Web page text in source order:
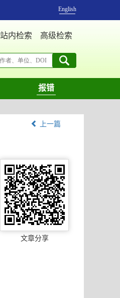
English
站内检索 高级检索
报错
上一篇
文章分享